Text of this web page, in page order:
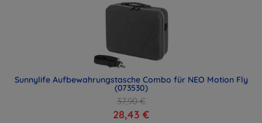
Sunnylife Aufbewahrungstasche Combo für NEO Motion Fly
(073530)
37,90 €
28,43 €